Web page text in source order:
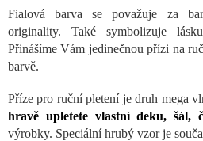
Fialová barva se považuje za
originality. Také symbolizuje
Přinášíme Vám jedinečnou přízi na
barvě.
Příze pro ruční pletení je druh mega
hravě upletete vlastní deku, šál,
výrobky. Speciální hrubý vzor je